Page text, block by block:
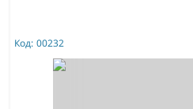
Код: 00232